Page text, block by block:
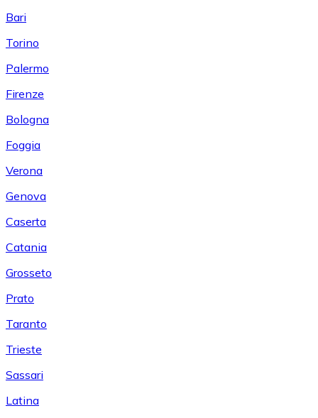
Bari
Torino
Palermo
Firenze
Bologna
Foggia
Verona
Genova
Caserta
Catania
Grosseto
Prato
Taranto
Trieste
Sassari
Latina